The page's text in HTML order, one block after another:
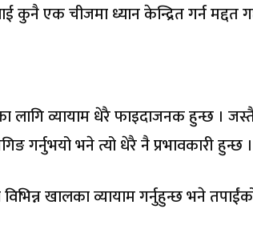
कुनै एक चीजमा ध्यान केन्द्रित गर्न मद्दत
लागि व्यायाम धेरै फाइदाजनक हुन्छ ।
गर्नुभयो भने त्यो धेरै नै प्रभावकारी हुन्छ ।
खालका व्यायाम गर्नुहुन्छ भने